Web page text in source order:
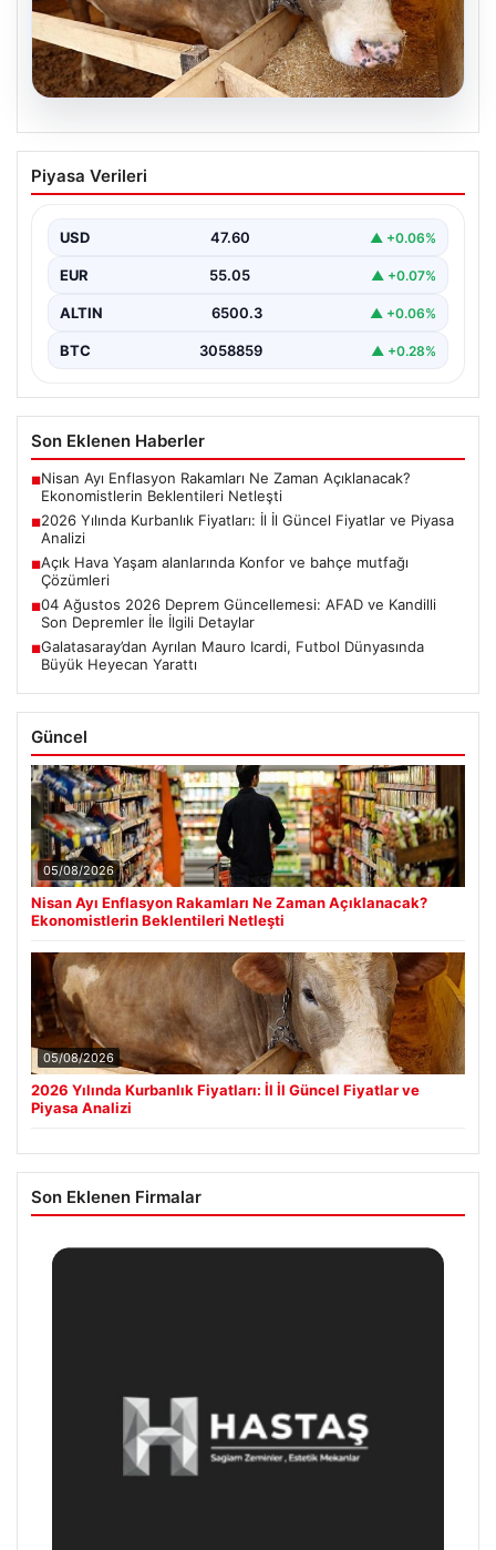
05.08.2026
2026 Yılında Kurbanlık Fiyatları: İl İl
Güncel Fiyatlar ve Piyasa Analizi
merak ettiği konulardan biri olan kurbanlık fiyatları,…
Piyasa Verileri
USD 47.60 ▲ +0.06%
EUR 55.05 ▲ +0.07%
ALTIN 6500.3 ▲ +0.06%
BTC 3058859 ▲ +0.28%
Son Eklenen Haberler
■Nisan Ayı Enflasyon Rakamları Ne Zaman Açıklanacak?
Ekonomistlerin Beklentileri Netleşti
■2026 Yılında Kurbanlık Fiyatları: İl İl Güncel Fiyatlar ve Piyasa
Analizi
■Açık Hava Yaşam alanlarında Konfor ve bahçe mutfağı
Çözümleri
■04 Ağustos 2026 Deprem Güncellemesi: AFAD ve Kandilli
Son Depremler İle İlgili Detaylar
■Galatasaray’dan Ayrılan Mauro Icardi, Futbol Dünyasında
Büyük Heyecan Yarattı
Güncel
05/08/2026
Nisan Ayı Enflasyon Rakamları Ne Zaman Açıklanacak?
Ekonomistlerin Beklentileri Netleşti
05/08/2026
2026 Yılında Kurbanlık Fiyatları: İl İl Güncel Fiyatlar ve
Piyasa Analizi
Son Eklenen Firmalar